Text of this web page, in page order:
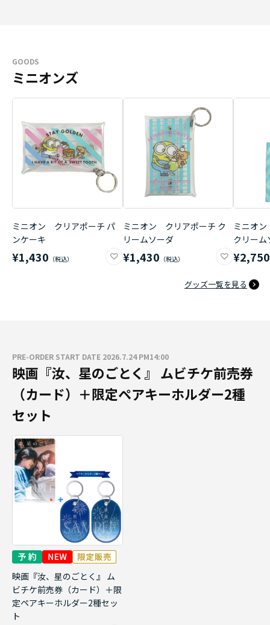
GOODS
ミニオンズ
ミニオン クリアポーチ パ
ンケーキ
¥1,430
ミニオン クリアポーチ ク
リームソーダ
¥1,430
ミニオ
クリーム
¥2,750
グッズ一覧を見る
PRE-ORDER START DATE 2026.7.24 PM14:00
映画『汝、星のごとく』 ムビチケ前売券
（カード）＋限定ペアキーホルダー2種
セット
映画『汝、星のごとく』 ム
ビチケ前売券（カード）＋限
定ペアキーホルダー2種セッ
ト